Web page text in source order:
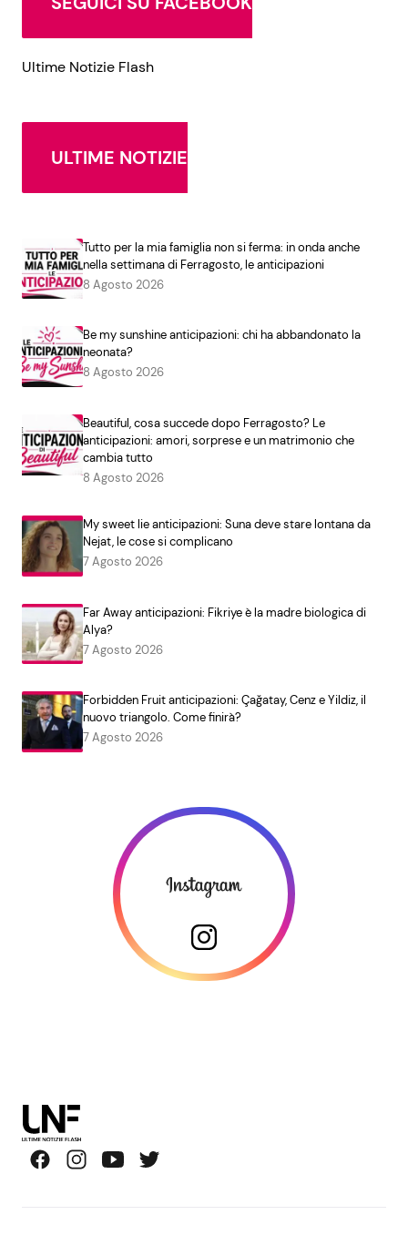
Ultime Notizie Flash
ULTIME NOTIZIE
Tutto per la mia famiglia non si ferma: in onda anche
nella settimana di Ferragosto, le anticipazioni
8 Agosto 2026
Be my sunshine anticipazioni: chi ha abbandonato la
neonata?
8 Agosto 2026
Beautiful, cosa succede dopo Ferragosto? Le
anticipazioni: amori, sorprese e un matrimonio che
cambia tutto
8 Agosto 2026
My sweet lie anticipazioni: Suna deve stare lontana da
Nejat, le cose si complicano
7 Agosto 2026
Far Away anticipazioni: Fikriye è la madre biologica di
Alya?
7 Agosto 2026
Forbidden Fruit anticipazioni: Çağatay, Cenz e Yildiz, il
nuovo triangolo. Come finirà?
7 Agosto 2026